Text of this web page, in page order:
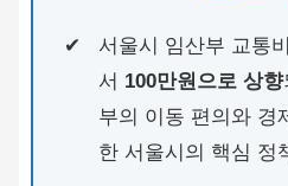
서울시 임산부 교통
서 100만원으로 상향
부의 이동 편의와 경
한 서울시의 핵심 정